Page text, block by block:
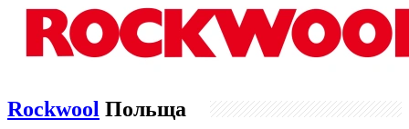
Rockwool Польща